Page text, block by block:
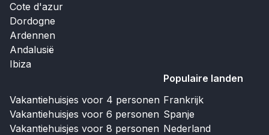
Cote d'azur
Dordogne
Ardennen
Andalusië
Ibiza
Vakantiehuisjes voor 4 personen
Vakantiehuisjes voor 6 personen
Vakantiehuisjes voor 8 personen
Populaire landen
Frankrijk
Spanje
Nederland